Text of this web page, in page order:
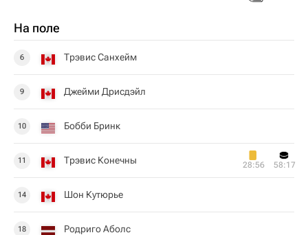
На поле
6 Трэвис Санхейм
9 Джейми Дрисдэйл
10 Бобби Бринк
11 Трэвис Конечны 28:56 58:17
14 Шон Кутюрье
18 Родриго Аболс